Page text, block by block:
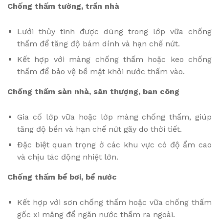
Chống thấm tường, trần nhà
Lưới thủy tinh được dùng trong lớp vữa chống
thấm để tăng độ bám dính và hạn chế nứt.
Kết hợp với màng chống thấm hoặc keo chống
thấm để bảo vệ bề mặt khỏi nước thấm vào.
Chống thấm sàn nhà, sân thượng, ban công
Gia cố lớp vữa hoặc lớp màng chống thấm, giúp
tăng độ bền và hạn chế nứt gãy do thời tiết.
Đặc biệt quan trọng ở các khu vực có độ ẩm cao
và chịu tác động nhiệt lớn.
Chống thấm bể bơi, bể nước
Kết hợp với sơn chống thấm hoặc vữa chống thấm
gốc xi măng để ngăn nước thấm ra ngoài.